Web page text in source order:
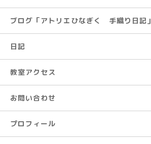
ブログ「アトリエひなぎく 手織り日記」
日記
教室アクセス
お問い合わせ
プロフィール